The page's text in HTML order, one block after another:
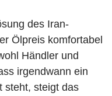
des Iran-
Ölpreis komfortabel
Händler und
irgendwann ein
steht, steigt das